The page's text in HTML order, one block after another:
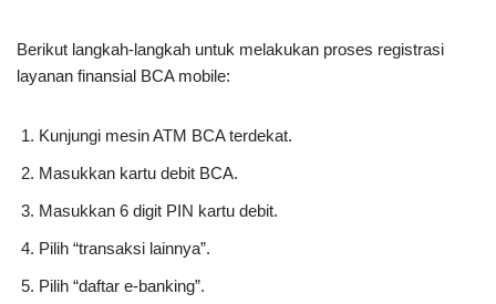
Berikut langkah-langkah untuk melakukan proses registrasi
layanan finansial BCA mobile:
Kunjungi mesin ATM BCA terdekat.
Masukkan kartu debit BCA.
Masukkan 6 digit PIN kartu debit.
Pilih “transaksi lainnya”.
Pilih “daftar e-banking”.